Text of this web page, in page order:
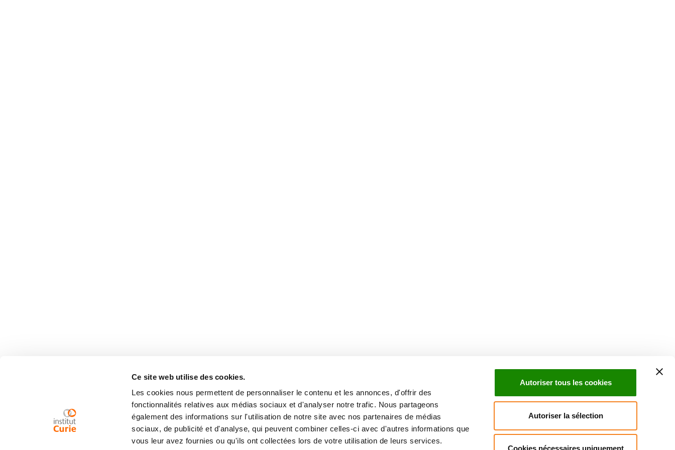
Ce site web utilise des cookies.
Les cookies nous permettent de personnaliser le contenu et les annonces, d'offrir des
fonctionnalités relatives aux médias sociaux et d'analyser notre trafic. Nous partageons
également des informations sur l'utilisation de notre site avec nos partenaires de médias
sociaux, de publicité et d'analyse, qui peuvent combiner celles-ci avec d'autres informations que
vous leur avez fournies ou qu'ils ont collectées lors de votre utilisation de leurs services.
Autoriser tous les cookies
Autoriser la sélection
Cookies nécessaires uniquement